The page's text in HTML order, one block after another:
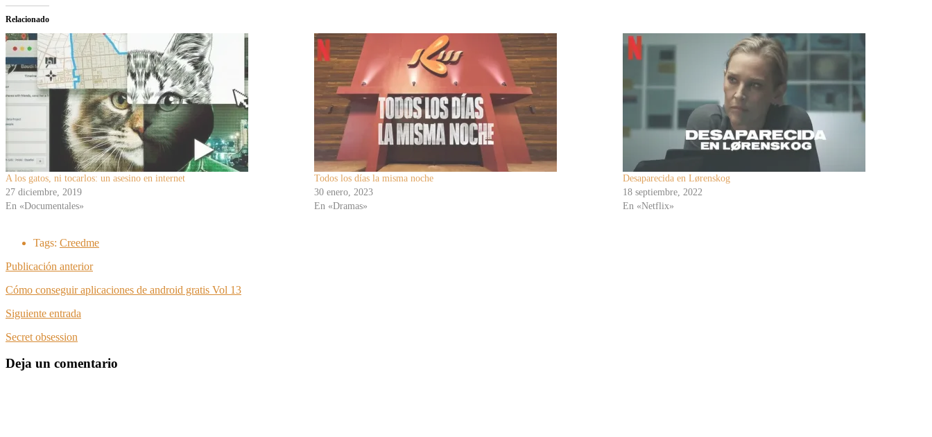
Relacionado
A los gatos, ni tocarlos: un asesino en internet
27 diciembre, 2019
En «Documentales»
Todos los días la misma noche
30 enero, 2023
En «Dramas»
Desaparecida en Lørenskog
18 septiembre, 2022
En «Netflix»
Tags: Creedme
Publicación anterior
Cómo conseguir aplicaciones de android gratis Vol 13
Siguiente entrada
Secret obsession
Deja un comentario